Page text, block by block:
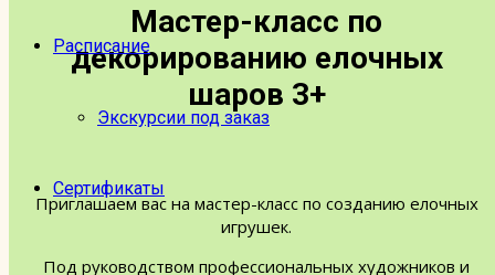
Расписание
Экскурсии под заказ
Сертификаты
Мастер-класс по
декорированию елочных
шаров 3+
Приглашаем вас на мастер-класс по созданию елочных
игрушек.
Под руководством профессиональных художников и